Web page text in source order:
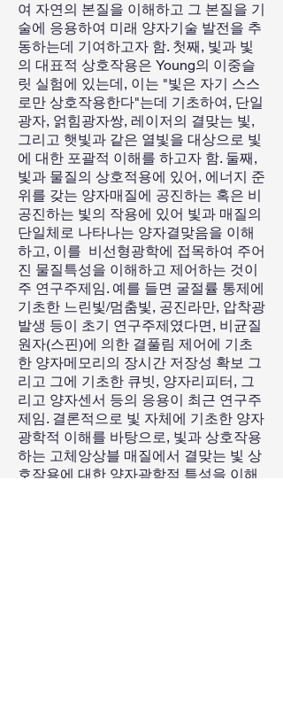
여 자연의 본질을 이해하고 그 본질을 기
술에 응용하여 미래 양자기술 발전을 추
동하는데 기여하고자 함. 첫째, 빛과 빛
의 대표적 상호작용은 Young의 이중슬
릿 실험에 있는데, 이는 "빛은 자기 스스
로만 상호작용한다"는데 기초하여, 단일
광자, 얽힘광자쌍, 레이저의 결맞는 빛,
그리고 햇빛과 같은 열빛을 대상으로 빛
에 대한 포괄적 이해를 하고자 함. 둘째,
빛과 물질의 상호적용에 있어, 에너지 준
위를 갖는 양자매질에 공진하는 혹은 비
공진하는 빛의 작용에 있어 빛과 매질의
단일체로 나타나는 양자결맞음을 이해
하고, 이를 비선형광학에 접목하여 주어
진 물질특성을 이해하고 제어하는 것이
주 연구주제임. 예를 들면 굴절률 통제에
기초한 느린빛/멈춤빛, 공진라만, 압착광
발생 등이 초기 연구주제였다면, 비균질
원자(스핀)에 의한 결풀림 제어에 기초
한 양자메모리의 장시간 저장성 확보 그
리고 그에 기초한 큐빗, 양자리피터, 그
리고 양자센서 등의 응용이 최근 연구주
제임. 결론적으로 빛 자체에 기초한 양자
광학적 이해를 바탕으로, 빛과 상호작용
하는 고체앙상블 매질에서 결맞는 빛 상
호작용에 대한 양자광학적 특성을 이해